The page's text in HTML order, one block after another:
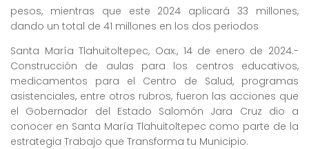
pesos, mientras que este 2024 aplicará 33 millones,
dando un total de 41 millones en los dos periodos
Santa María Tlahuitoltepec, Oax., 14 de enero de 2024.-
Construcción de aulas para los centros educativos,
medicamentos para el Centro de Salud, programas
asistenciales, entre otros rubros, fueron las acciones que
el Gobernador del Estado Salomón Jara Cruz dio a
conocer en Santa María Tlahuitoltepec como parte de la
estrategia Trabajo que Transforma tu Municipio.